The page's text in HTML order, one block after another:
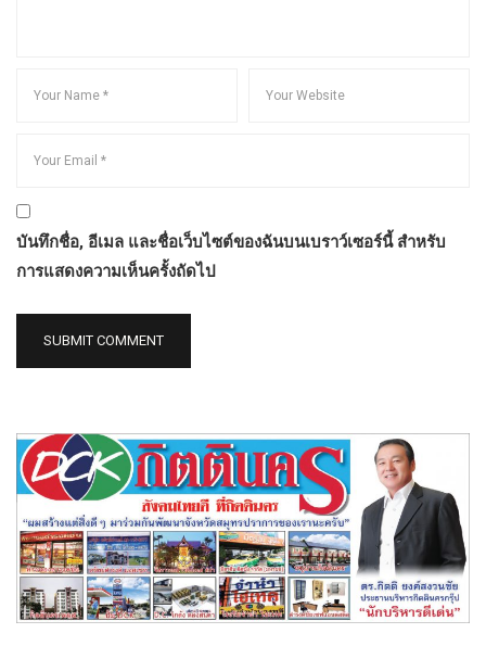
บันทึกชื่อ, อีเมล และชื่อเว็บไซต์ของฉันบนเบราว์เซอร์นี้ สำหรับ
การแสดงความเห็นครั้งถัดไป